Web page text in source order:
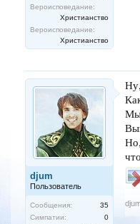
Вероисповедание:
Христианство
Вероисповедание:
Христианство
djum
Пользователь
Сообщения:
35
Симпатии:
0
Мы